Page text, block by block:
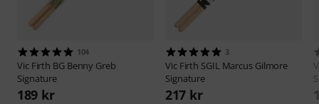
104
Vic Firth BG Benny Greb
Signature
189 kr
3
Vic Firth SGIL Marcus Gilmore
Signature
217 kr